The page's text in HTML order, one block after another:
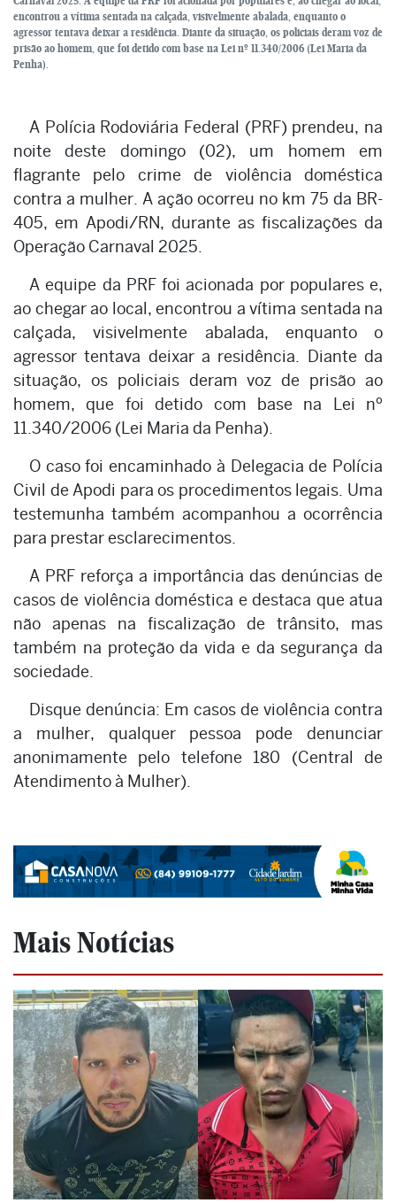
encontrou a vítima sentada na calçada, visivelmente abalada, enquanto o
agressor tentava deixar a residência. Diante da situação, os policiais deram voz de
prisão ao homem, que foi detido com base na Lei nº 11.340/2006 (Lei Maria da
Penha).
A Polícia Rodoviária Federal (PRF) prendeu, na
noite deste domingo (02), um homem em
flagrante pelo crime de violência doméstica
contra a mulher. A ação ocorreu no km 75 da BR-
405, em Apodi/RN, durante as fiscalizações da
Operação Carnaval 2025.
A equipe da PRF foi acionada por populares e,
ao chegar ao local, encontrou a vítima sentada na
calçada, visivelmente abalada, enquanto o
agressor tentava deixar a residência. Diante da
situação, os policiais deram voz de prisão ao
homem, que foi detido com base na Lei nº
11.340/2006 (Lei Maria da Penha).
O caso foi encaminhado à Delegacia de Polícia
Civil de Apodi para os procedimentos legais. Uma
testemunha também acompanhou a ocorrência
para prestar esclarecimentos.
A PRF reforça a importância das denúncias de
casos de violência doméstica e destaca que atua
não apenas na fiscalização de trânsito, mas
também na proteção da vida e da segurança da
sociedade.
Disque denúncia: Em casos de violência contra
a mulher, qualquer pessoa pode denunciar
anonimamente pelo telefone 180 (Central de
Atendimento à Mulher).
Mais Notícias